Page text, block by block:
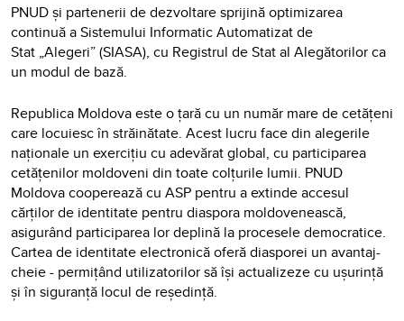
PNUD și partenerii de dezvoltare sprijină optimizarea
continuă a Sistemului Informatic Automatizat de
Stat „Alegeri” (SIASA), cu Registrul de Stat al Alegătorilor ca
un modul de bază.
Republica Moldova este o țară cu un număr mare de cetățeni
care locuiesc în străinătate. Acest lucru face din alegerile
naționale un exercițiu cu adevărat global, cu participarea
cetățenilor moldoveni din toate colțurile lumii. PNUD
Moldova cooperează cu ASP pentru a extinde accesul
cărților de identitate pentru diaspora moldovenească,
asigurând participarea lor deplină la procesele democratice.
Cartea de identitate electronică oferă diasporei un avantaj-
cheie - permițând utilizatorilor să își actualizeze cu ușurință
și în siguranță locul de reședință.